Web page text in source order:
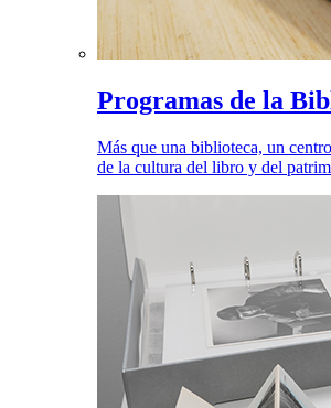
Programas de la
Más que una biblioteca, un
de la cultura del libro y del